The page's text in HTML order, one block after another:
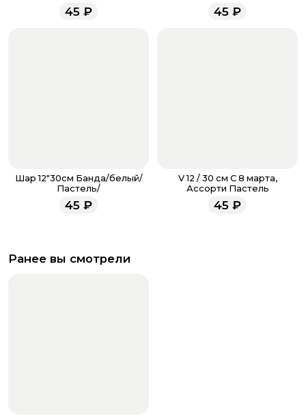
менеджеры работают ежедневно с 9.00 до 23.00 и
всегда рады проконсультировать вас.
45 ₽ 45 ₽
Шар 12"30см Банда/белый/
Пастель/
45 ₽
V 12 / 30 см С 8 марта,
Ассорти Пастель
45 ₽
Ранее вы смотрели